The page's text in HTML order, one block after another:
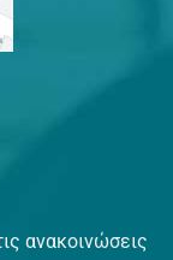
ανακοινώσεις